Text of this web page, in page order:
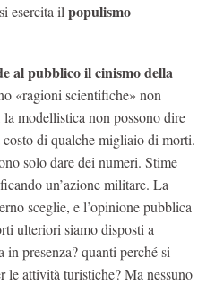
esercita il populismo
al pubblico il cinismo della
«ragioni scientifiche» non
modellistica non possono dire
costo di qualche migliaio di morti.
solo dare dei numeri. Stime
un’azione militare. La
sceglie, e l’opinione pubblica
ulteriori siamo disposti a
in presenza? quanti perché si
le attività turistiche? Ma nessuno